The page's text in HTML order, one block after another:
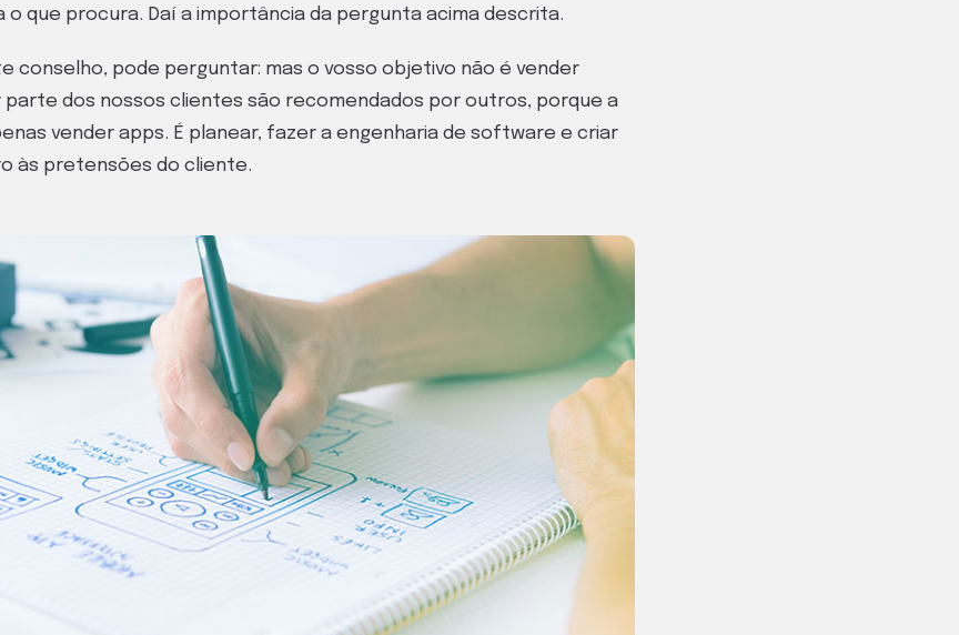
que procura. Daí a importância da pergunta acima descrita.
conselho, pode perguntar: mas o vosso objetivo não é vender
parte dos nossos clientes são recomendados por outros, porque a
vender apps. É planear, fazer a engenharia de software e criar
às pretensões do cliente.